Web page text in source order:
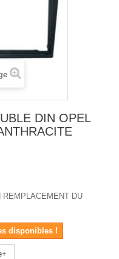
DIN OPEL
REMPLACEMENT DU
disponibles !